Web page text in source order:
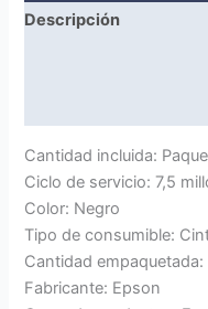
Descripción
Cantidad incluida:
Ciclo de servicio: 7,5
Color: Negro
Tipo de consumible:
Cantidad empaquetada:
Fabricante: Epson